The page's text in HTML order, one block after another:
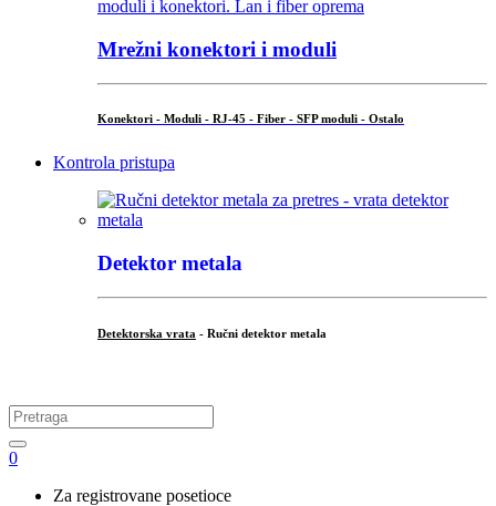
Mrežni konektori i moduli
Konektori - Moduli - RJ-45 - Fiber - SFP moduli - Ostalo
Kontrola pristupa
Detektor metala
Detektorska vrata - Ručni detektor metala
Search
for:
0
Za registrovane posetioce